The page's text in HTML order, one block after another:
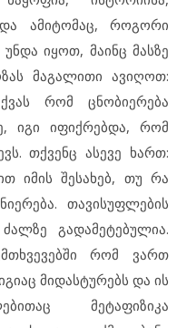
ამიტომაც, როგორი
იყოთ, მაინც მასზე
მაგალითი ავიღოთ:
რომ ცნობიერება
იგი იფიქრებდა, რომ
თქვენც ასევე ხართ:
იმის შესახებ, თუ რა
თავისუფლების
გადამეტებულია.
რომ ვართ
მიდასტურებს და ის
მეტაფიზიკა